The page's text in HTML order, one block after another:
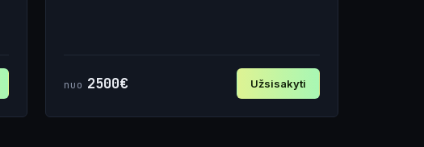
nuo 2500€ Užsisakyti
Vardas El. paštas